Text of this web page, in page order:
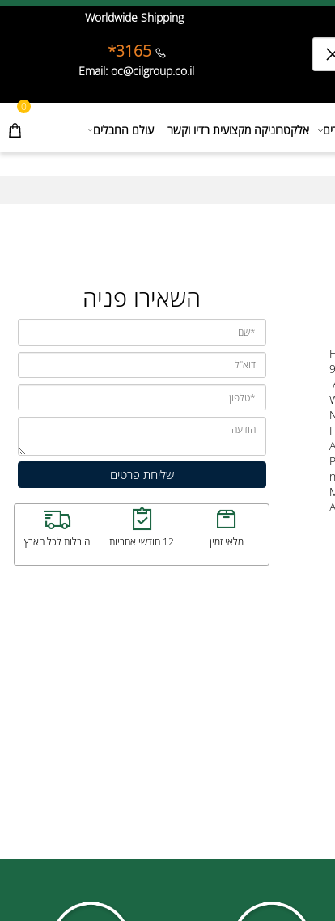
Worldwide Shipping
3165*
Email: oc@cilgroup.co.il
0
אלקטרוניקה מקצועית רדיו וקשר עולם החבלים
השאירו פניה
מלאי זמין 12 חודשי אחריות הובלות לכל הארץ